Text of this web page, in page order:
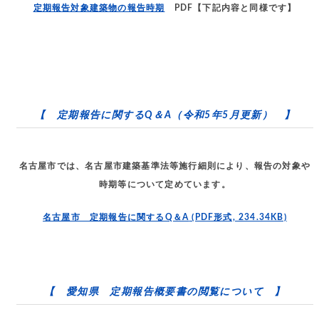
定期報告対象建築物の報告時期 PDF【下記内容と同様です】
【 定期報告に関するQ＆A（令和5年5月更新） 】
名古屋市では、名古屋市建築基準法等施行細則により、報告の対象や
時期等について定めています。
名古屋市 定期報告に関するQ＆A (PDF形式, 234.34KB)
【 愛知県 定期報告概要書の閲覧について 】